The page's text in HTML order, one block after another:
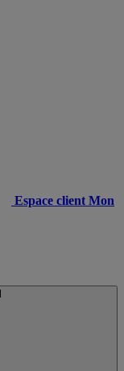
Espace client Mon